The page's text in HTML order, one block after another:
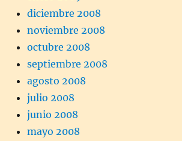
diciembre 2008
noviembre 2008
octubre 2008
septiembre 2008
agosto 2008
julio 2008
junio 2008
mayo 2008